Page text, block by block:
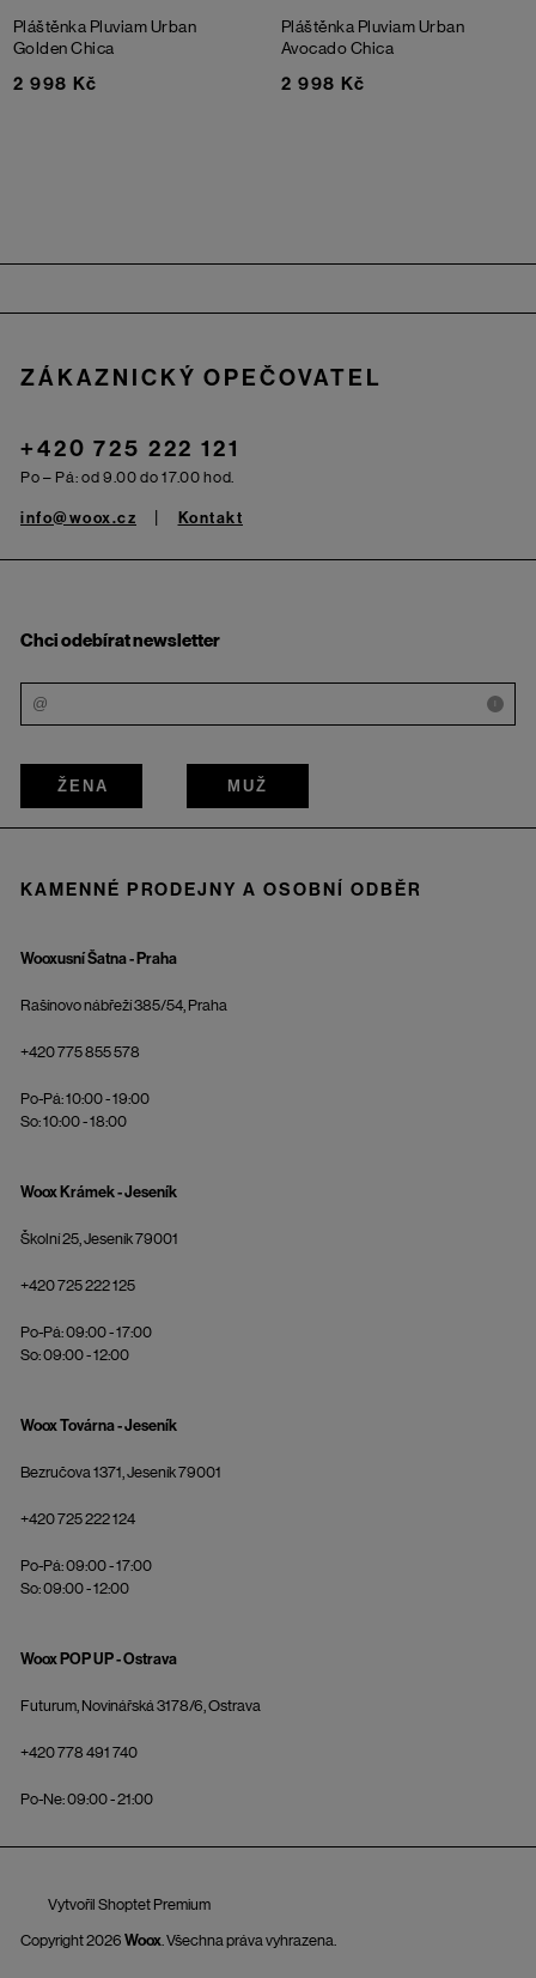
Pláštěnka Pluviam Urban
Golden Chica
2 998 Kč
Pláštěnka Pluviam Urban
Avocado Chica
2 998 Kč
ZÁKAZNICKÝ OPEČOVATEL
+420 725 222 121
Po – Pá: od 9.00 do 17.00 hod.
info@woox.cz Kontakt
Chci odebírat newsletter
i
ŽENA MUŽ
KAMENNÉ PRODEJNY A OSOBNÍ ODBĚR
Wooxusní Šatna - Praha
Rašínovo nábřeží 385/54, Praha
+420 775 855 578
Po-Pá: 10:00 - 19:00
So: 10:00 - 18:00
Woox Krámek - Jeseník
Školní 25, Jeseník 79001
+420 725 222 125
Po-Pá: 09:00 - 17:00
So: 09:00 - 12:00
Woox Továrna - Jeseník
Bezručova 1371, Jeseník 79001
+420 725 222 124
Po-Pá: 09:00 - 17:00
So: 09:00 - 12:00
Woox POP UP - Ostrava
Futurum, Novinářská 3178/6, Ostrava
+420 778 491 740
Po-Ne: 09:00 - 21:00
Vytvořil Shoptet Premium
Copyright 2026 Woox . Všechna práva vyhrazena.